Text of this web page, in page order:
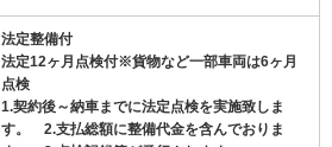
法定整備付
法定12ヶ月点検付※貨物など一部車両は6ヶ月
点検
1.契約後～納車までに法定点検を実施致しま
す。 2.支払総額に整備代金を含んでおりま